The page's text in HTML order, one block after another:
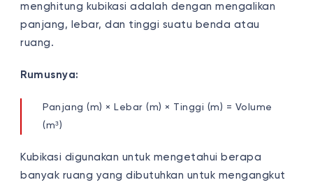
menghitung kubikasi adalah dengan mengalikan
panjang, lebar, dan tinggi suatu benda atau
ruang.
Rumusnya:
Panjang (m) × Lebar (m) × Tinggi (m) = Volume
(m³)
Kubikasi digunakan untuk mengetahui berapa
banyak ruang yang dibutuhkan untuk mengangkut